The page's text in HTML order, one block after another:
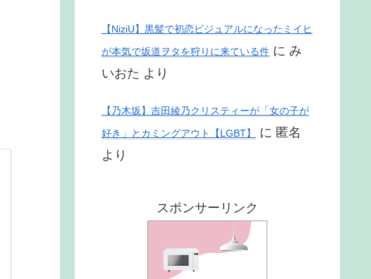
【NiziU】黒髪で初恋ビジュアルになったミイヒ
が本気で坂道ヲタを狩りに来ている件 に み
いおた より
【乃木坂】吉田綾乃クリスティーが「女の子が
好き」とカミングアウト【LGBT】
に 匿名
より
スポンサーリンク